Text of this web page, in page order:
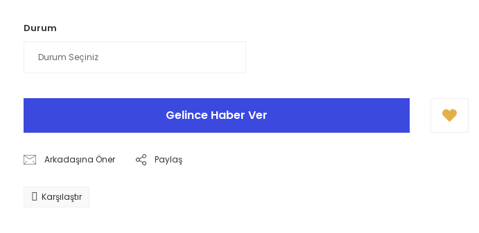
Durum
Gelince Haber Ver
Arkadaşına Öner Paylaş
Karşılaştır